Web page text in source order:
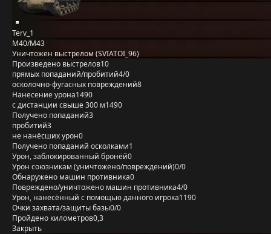
Terv_1
M40/M43
Уничтожен выстрелом (SVIATOI_96)
Произведено выстрелов10
прямых попаданий/пробитий4/0
осколочно-фугасных повреждений8
Нанесение урона1490
с дистанции свыше 300 м1490
Получено попаданий3
пробитий3
не нанёсших урон0
Получено попаданий осколками1
Урон, заблокированный бронёй0
Урон союзникам (уничтожено/повреждений)0/0
Обнаружено машин противника0
Повреждено/уничтожено машин противника4/0
Урон, нанесённый с помощью данного игрока1190
Очки захвата/защиты базы0/0
Пройдено километров0,3
Закрыть